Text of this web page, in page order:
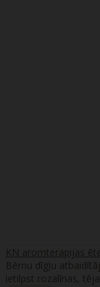
KN aromterapijas
Bērnu dīgļu
ietilpst rozalīnas,